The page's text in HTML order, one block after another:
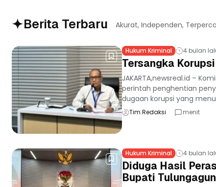
Berita Terbaru Akurat, Independen,
Hukum Kriminal 4 bulan
Tersangka
JAKARTA,newsreal.id –
perintah penghentian
dugaan korupsi yang
Tim Redaksi menit
Hukum Kriminal 4 bulan
Diduga Hasil
Bupati